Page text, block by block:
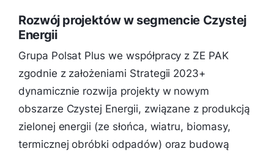
Rozwój projektów w segmencie Czystej
Energii
Grupa Polsat Plus we współpracy z ZE PAK
zgodnie z założeniami Strategii 2023+
dynamicznie rozwija projekty w nowym
obszarze Czystej Energii, związane z produkcją
zielonej energii (ze słońca, wiatru, biomasy,
termicznej obróbki odpadów) oraz budową